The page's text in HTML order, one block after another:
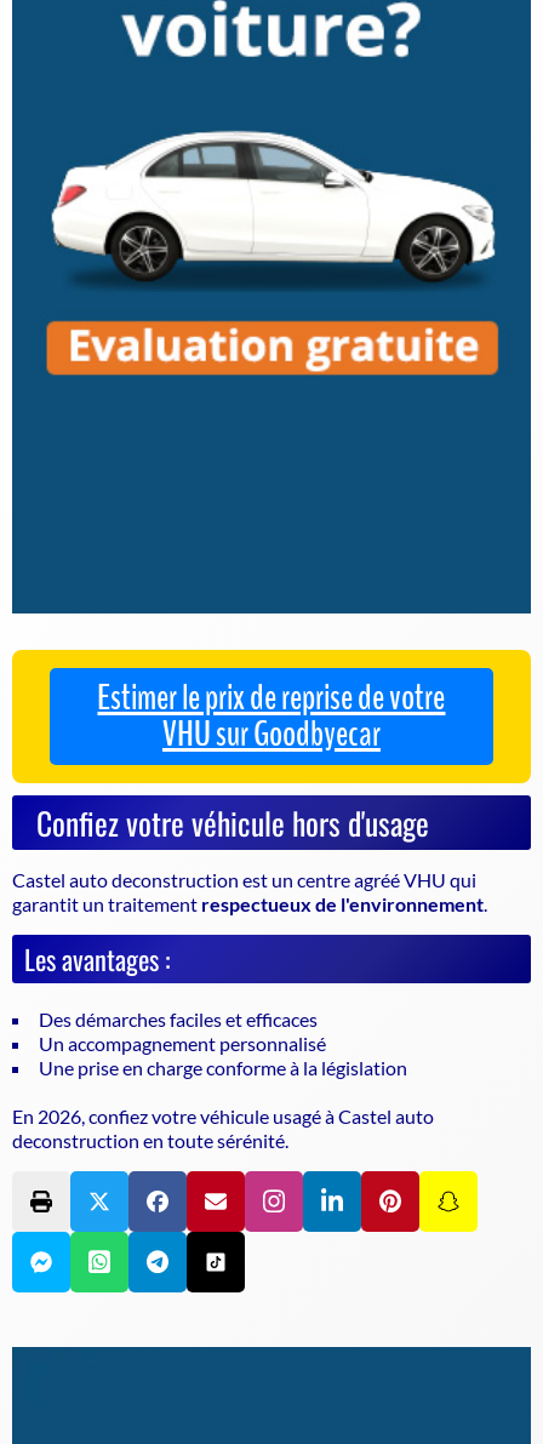
Estimer le prix de reprise de votre
VHU sur Goodbyecar
Confiez votre véhicule hors d'usage
Castel auto deconstruction est un centre agréé VHU qui
garantit un traitement respectueux de l'environnement
Les avantages :
Des démarches faciles et efficaces
Un accompagnement personnalisé
Une prise en charge conforme à la législation
En 2026, confiez votre véhicule usagé à Castel auto
deconstruction en toute sérénité.